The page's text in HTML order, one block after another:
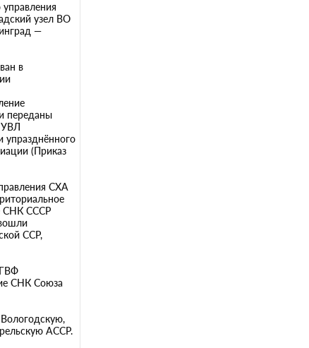
узел ВО
—
в
переданы
УВЛ
упразднённого
(Приказ
СХА
СНК СССР
ССР,
СНК Союза
АССР.